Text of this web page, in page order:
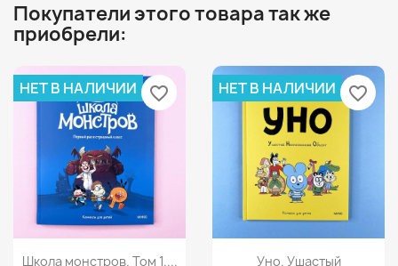
Покупатели этого товара так же
приобрели:
Просмотр
Школа монстров. Том 1....
НЕТ В НАЛИЧИИ favorite_border
Просмотр
Уно. Ушастый
НЕТ В НАЛИЧИИ favorite_border